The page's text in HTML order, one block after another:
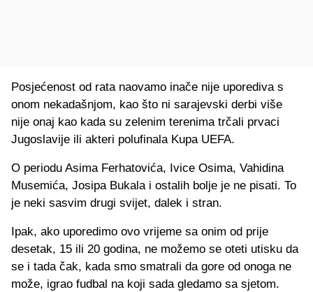
Posjećenost od rata naovamo inače nije uporediva s
onom nekadašnjom, kao što ni sarajevski derbi više
nije onaj kao kada su zelenim terenima trčali prvaci
Jugoslavije ili akteri polufinala Kupa UEFA.
O periodu Asima Ferhatovića, Ivice Osima, Vahidina
Musemića, Josipa Bukala i ostalih bolje je ne pisati. To
je neki sasvim drugi svijet, dalek i stran.
Ipak, ako uporedimo ovo vrijeme sa onim od prije
desetak, 15 ili 20 godina, ne možemo se oteti utisku da
se i tada čak, kada smo smatrali da gore od onoga ne
može, igrao fudbal na koji sada gledamo sa sjetom.